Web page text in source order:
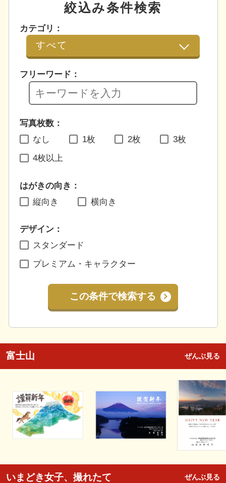
絞込み条件検索
カテゴリ：
フリーワード：
写真枚数：
なし
1枚 2枚 3枚
4枚以上
はがきの向き：
縦向き
横向き
デザイン：
スタンダード
プレミアム・キャラクター
この条件で検索する
富士山 ぜんぶ見る
いまどき女子、撮れたて ぜんぶ見る